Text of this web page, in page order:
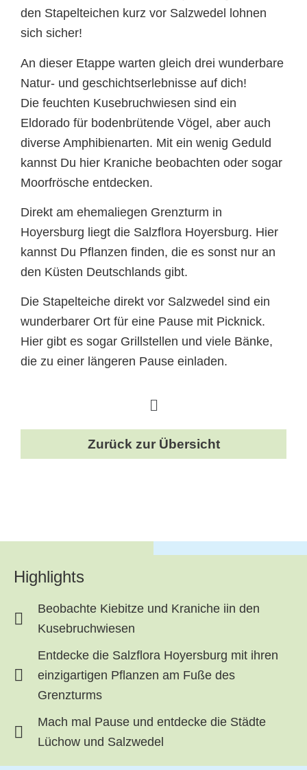
den Stapelteichen kurz vor Salzwedel lohnen
sich sicher!
An dieser Etappe warten gleich drei wunderbare
Natur- und geschichtserlebnisse auf dich!
Die feuchten Kusebruchwiesen sind ein
Eldorado für bodenbrütende Vögel, aber auch
diverse Amphibienarten. Mit ein wenig Geduld
kannst Du hier Kraniche beobachten oder sogar
Moorfrösche entdecken.
Direkt am ehemaliegen Grenzturm in
Hoyersburg liegt die Salzflora Hoyersburg. Hier
kannst Du Pflanzen finden, die es sonst nur an
den Küsten Deutschlands gibt.
Die Stapelteiche direkt vor Salzwedel sind ein
wunderbarer Ort für eine Pause mit Picknick.
Hier gibt es sogar Grillstellen und viele Bänke,
die zu einer längeren Pause einladen.
Zurück zur Übersicht
Highlights
Beobachte Kiebitze und Kraniche iin den
Kusebruchwiesen
Entdecke die Salzflora Hoyersburg mit ihren
einzigartigen Pflanzen am Fuße des
Grenzturms
Mach mal Pause und entdecke die Städte
Lüchow und Salzwedel